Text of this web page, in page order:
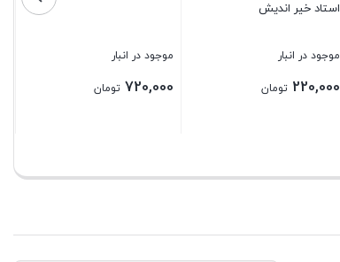
استاد خیر اندیش
موجود در انبار
220,000 تومان
موجود در انبار
720,000 تومان